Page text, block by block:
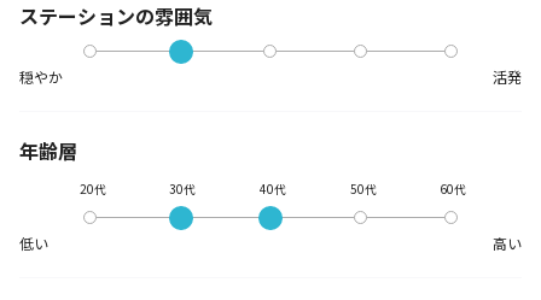
ステーションの雰囲気
穏やか 活発
年齢層
低い
20代 30代 40代 50代 60代
高い